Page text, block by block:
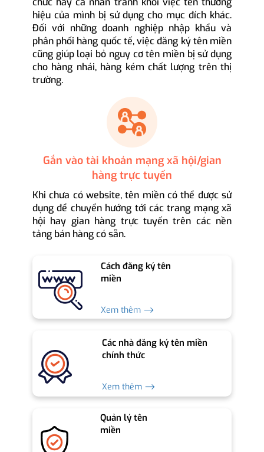
hiệu của mình bị sử dụng cho mục đích khác.
Đối với những doanh nghiệp nhập khẩu và
phân phối hàng quốc tế, việc đăng ký tên miền
cũng giúp loại bỏ nguy cơ tên miền bị sử dụng
cho hàng nhái, hàng kém chất lượng trên thị
trường.
Gắn vào tài khoản mạng xã hội/gian
hàng trực tuyến
Khi chưa có website, tên miền có thể được sử
dụng để chuyển hướng tới các trang mạng xã
hội hay gian hàng trực tuyến trên các nền
tảng bán hàng có sẵn.
Cách đăng ký tên
miền
Xem thêm ⟶
Các nhà đăng ký tên miền
chính thức
Xem thêm ⟶
Quản lý tên
miền